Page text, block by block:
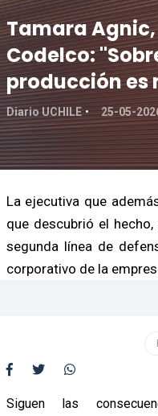
Tamara
Codelco:
producción es
Diario UCHILE 25-05-
La ejecutiva que
que descubrió el
segunda línea de
corporativo de la
Siguen las